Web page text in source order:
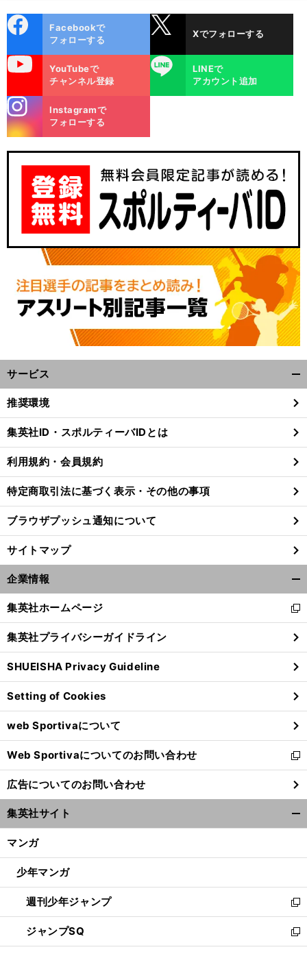
】
前
ok
Facebookで
フォローする
Xでフォローする
YouTubeで
チャンネル登録
LINE
LINEで
アカウント追加
m
Instagramで
フォローする
サービス
閉
る
推奨環境
集英社ID・スポルティーバIDとは
利用規約・会員規約
特定商取引法に基づく表示・その他の事項
ブラウザプッシュ通知について
サイトマップ
企業情報
閉
る
集英社ホームページ
新
し
い
ウ
ィ
ン
ド
ウ
で
開
く
集英社プライバシーガイドライン
SHUEISHA Privacy Guideline
Setting of Cookies
web Sportivaについて
Web Sportivaについてのお問い合わせ
新
し
い
ウ
ィ
ン
ウ
開
く
広告についてのお問い合わせ
集英社サイト
マンガ
少年マンガ
週刊少年ジャンプ
新
し
い
ウ
ジャンプSQ
新
し